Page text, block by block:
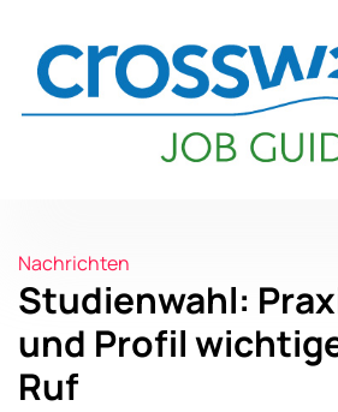
Nachrichten
Studienwahl:
und Profil
Ruf